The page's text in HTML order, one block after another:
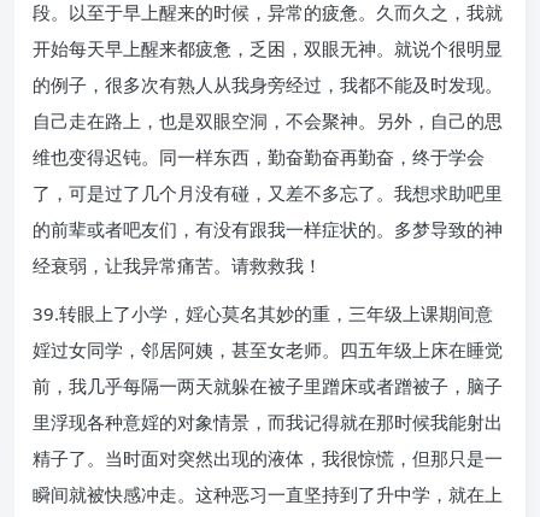
段。以至于早上醒来的时候，异常的疲惫。久而久之，我就
开始每天早上醒来都疲惫，乏困，双眼无神。就说个很明显
的例子，很多次有熟人从我身旁经过，我都不能及时发现。
自己走在路上，也是双眼空洞，不会聚神。另外，自己的思
维也变得迟钝。同一样东西，勤奋勤奋再勤奋，终于学会
了，可是过了几个月没有碰，又差不多忘了。我想求助吧里
的前辈或者吧友们，有没有跟我一样症状的。多梦导致的神
经衰弱，让我异常痛苦。请救救我！
39.转眼上了小学，婬心莫名其妙的重，三年级上课期间意
婬过女同学，邻居阿姨，甚至女老师。四五年级上床在睡觉
前，我几乎每隔一两天就躲在被子里蹭床或者蹭被子，脑子
里浮现各种意婬的对象情景，而我记得就在那时候我能射出
精子了。当时面对突然出现的液体，我很惊慌，但那只是一
瞬间就被快感冲走。这种恶习一直坚持到了升中学，就在上